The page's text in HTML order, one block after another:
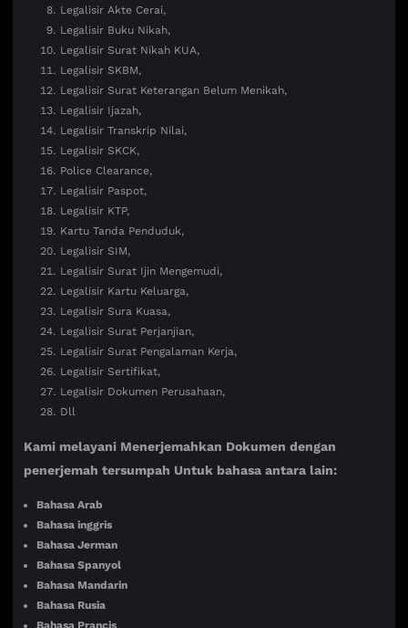
Legalisir Akte Cerai,
Legalisir Buku Nikah,
Legalisir Surat Nikah KUA,
Legalisir SKBM,
Legalisir Surat Keterangan Belum Menikah,
Legalisir Ijazah,
Legalisir Transkrip Nilai,
Legalisir SKCK,
Police Clearance,
Legalisir Paspot,
Legalisir KTP,
Kartu Tanda Penduduk,
Legalisir SIM,
Legalisir Surat Ijin Mengemudi,
Legalisir Kartu Keluarga,
Legalisir Sura Kuasa,
Legalisir Surat Perjanjian,
Legalisir Surat Pengalaman Kerja,
Legalisir Sertifikat,
Legalisir Dokumen Perusahaan,
Dll
Kami melayani Menerjemahkan Dokumen dengan
penerjemah tersumpah Untuk bahasa antara lain:
Bahasa Arab
Bahasa inggris
Bahasa Jerman
Bahasa Spanyol
Bahasa Mandarin
Bahasa Rusia
Bahasa Prancis